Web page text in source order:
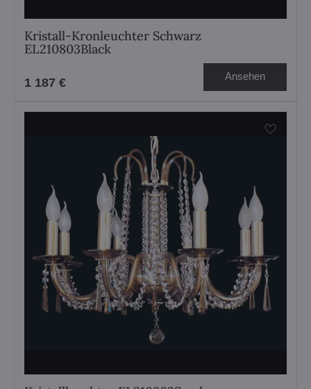
Kristall-Kronleuchter Schwarz
EL210803Black
1 187 € Ansehen